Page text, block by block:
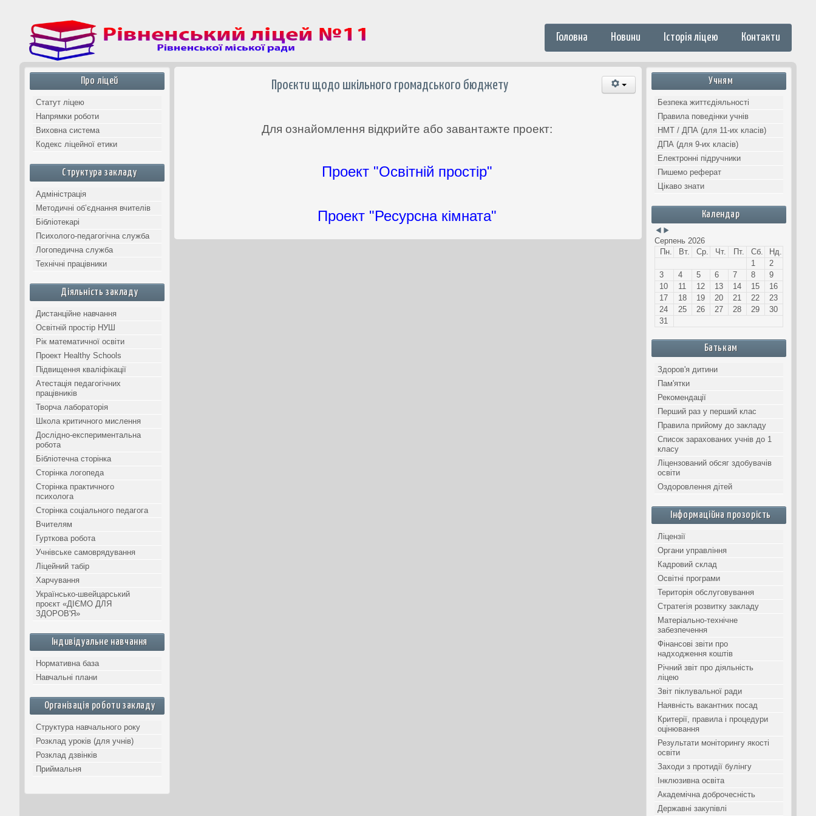
Головна Новини Історія ліцею Контакти
Про ліцей
Статут ліцею
Напрямки роботи
Виховна система
Кодекс ліцейної етики
Структура закладу
Адміністрація
Методичні об’єднання вчителів
Бібліотекарі
Психолого-педагогічна служба
Логопедична служба
Технічні працівники
Діяльність закладу
Дистанційне навчання
Освітній простір НУШ
Рік математичної освіти
Проект Healthy Schools
Підвищення кваліфікації
Атестація педагогічних
працівників
Творча лабораторія
Школа критичного мислення
Дослідно-експериментальна
робота
Бібліотечна сторінка
Сторінка логопеда
Сторінка практичного
психолога
Сторінка соціального педагога
Вчителям
Гурткова робота
Учнівське самоврядування
Ліцейний табір
Харчування
Українсько-швейцарський
проєкт «ДІЄМО ДЛЯ
ЗДОРОВ'Я»
Індивідуальне навчання
Нормативна база
Навчальні плани
Організація роботи закладу
Структура навчального року
Розклад уроків (для учнів)
Розклад дзвінків
Приймальня
Проєкти щодо шкільного громадського бюджету
Для ознайомлення відкрийте або завантажте проект:
Проект "Освітній простір"
Проект "Ресурсна кімната"
Учням
Безпека життєдіяльності
Правила поведінки учнів
НМТ / ДПА (для 11-их класів)
ДПА (для 9-их класів)
Електронні підручники
Пишемо реферат
Цікаво знати
Календар
місяць
місяць
Серпень 2026
Пн.
Вт. Ср. Чт. Пт. Сб.
Нд.
1
2
3
4 5 6 7 8
9
10
11 12 13 14 15
16
17
18 19 20 21 22
23
24
25 26 27 28 29
30
31
Батькам
Здоров'я дитини
Пам'ятки
Рекомендації
Перший раз у перший клас
Правила прийому до закладу
Список зарахованих учнів до 1
класу
Ліцензований обсяг здобувачів
освіти
Оздоровлення дітей
Інформаційна прозорість
Ліцензії
Органи управління
Кадровий склад
Освітні програми
Територія обслуговування
Стратегія розвитку закладу
Матеріально-технічне
забезпечення
Фінансові звіти про
надходження коштів
Річний звіт про діяльність
ліцею
Звіт піклувальної ради
Наявність вакантних посад
Критерії, правила і процедури
оцінювання
Результати моніторингу якості
освіти
Заходи з протидії булінгу
Інклюзивна освіта
Академічна доброчесність
Державні закупівлі